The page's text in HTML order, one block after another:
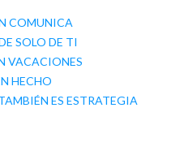
COMUNICA
SOLO DE TI
VACACIONES
HECHO
ES ESTRATEGIA